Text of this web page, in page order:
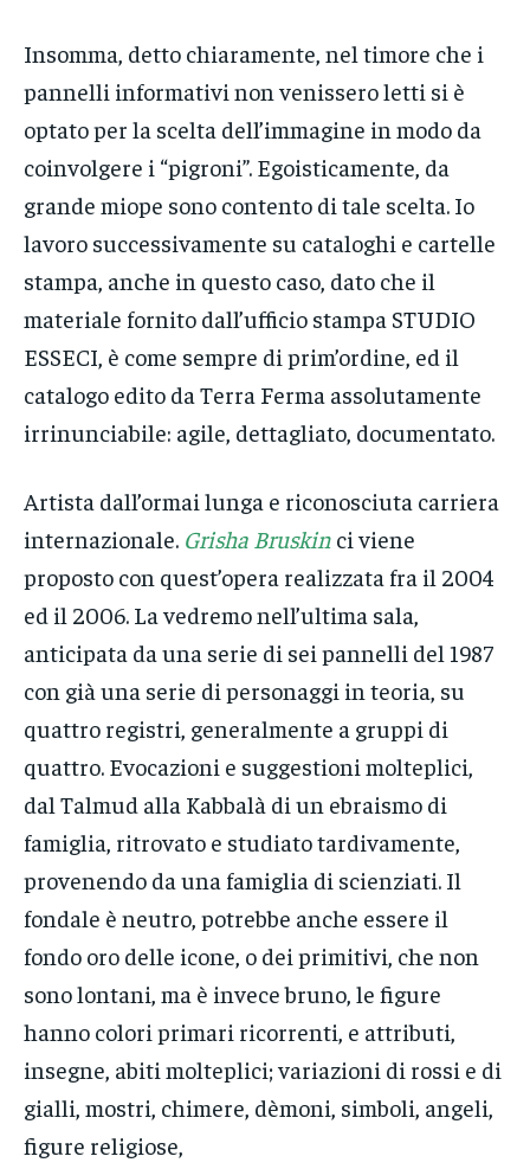
Insomma, detto chiaramente, nel timore che i
pannelli informativi non venissero letti si è
optato per la scelta dell’immagine in modo da
coinvolgere i “pigroni”. Egoisticamente, da
grande miope sono contento di tale scelta. Io
lavoro successivamente su cataloghi e cartelle
stampa, anche in questo caso, dato che il
materiale fornito dall’ufficio stampa STUDIO
ESSECI, è come sempre di prim’ordine, ed il
catalogo edito da Terra Ferma assolutamente
irrinunciabile: agile, dettagliato, documentato.
Artista dall’ormai lunga e riconosciuta carriera
internazionale. Grisha Bruskin ci viene
proposto con quest’opera realizzata fra il 2004
ed il 2006. La vedremo nell’ultima sala,
anticipata da una serie di sei pannelli del 1987
con già una serie di personaggi in teoria, su
quattro registri, generalmente a gruppi di
quattro. Evocazioni e suggestioni molteplici,
dal Talmud alla Kabbalà di un ebraismo di
famiglia, ritrovato e studiato tardivamente,
provenendo da una famiglia di scienziati. Il
fondale è neutro, potrebbe anche essere il
fondo oro delle icone, o dei primitivi, che non
sono lontani, ma è invece bruno, le figure
hanno colori primari ricorrenti, e attributi,
insegne, abiti molteplici; variazioni di rossi e di
gialli, mostri, chimere, dèmoni, simboli, angeli,
figure religiose,